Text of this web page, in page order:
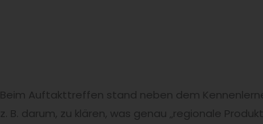
Beim Auftakttreffen stand neben dem
z. B. darum, zu klären, was genau „regionale